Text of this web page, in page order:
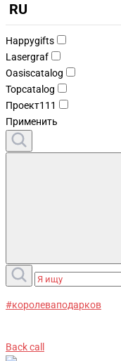
RU
Happygifts
Lasergraf
Oasiscatalog
Topcatalog
Проект111
Применить
#королеваподарков
Back call